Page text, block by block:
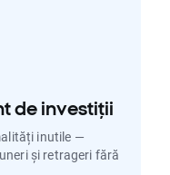
de investiții
inutile —
și retrageri fără